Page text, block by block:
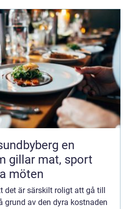
en
gillar mat, sport
möten
det är särskilt roligt att gå till
grund av den dyra kostnaden